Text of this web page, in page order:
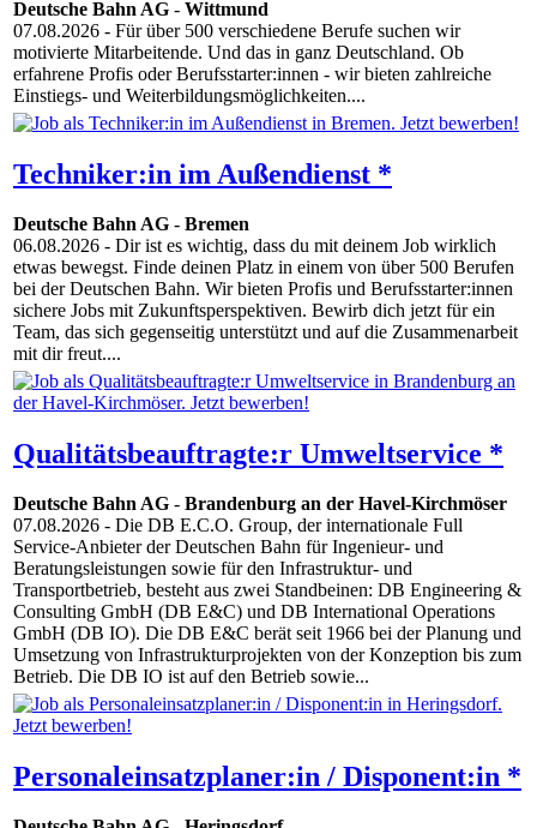
Deutsche Bahn AG - Wittmund
07.08.2026 - Für über 500 verschiedene Berufe suchen wir
motivierte Mitarbeitende. Und das in ganz Deutschland. Ob
erfahrene Profis oder Berufsstarter:innen - wir bieten zahlreiche
Einstiegs- und Weiterbildungsmöglichkeiten....
Techniker:in im Außendienst *
Deutsche Bahn AG - Bremen
06.08.2026 - Dir ist es wichtig, dass du mit deinem Job wirklich
etwas bewegst. Finde deinen Platz in einem von über 500 Berufen
bei der Deutschen Bahn. Wir bieten Profis und Berufsstarter:innen
sichere Jobs mit Zukunftsperspektiven. Bewirb dich jetzt für ein
Team, das sich gegenseitig unterstützt und auf die Zusammenarbeit
mit dir freut....
Qualitätsbeauftragte:r Umweltservice *
Deutsche Bahn AG - Brandenburg an der Havel-Kirchmöser
07.08.2026 - Die DB E.C.O. Group, der internationale Full
Service-Anbieter der Deutschen Bahn für Ingenieur- und
Beratungsleistungen sowie für den Infrastruktur- und
Transportbetrieb, besteht aus zwei Standbeinen: DB Engineering &
Consulting GmbH (DB E&C) und DB International Operations
GmbH (DB IO). Die DB E&C berät seit 1966 bei der Planung und
Umsetzung von Infrastrukturprojekten von der Konzeption bis zum
Betrieb. Die DB IO ist auf den Betrieb sowie...
Personaleinsatzplaner:in / Disponent:in *